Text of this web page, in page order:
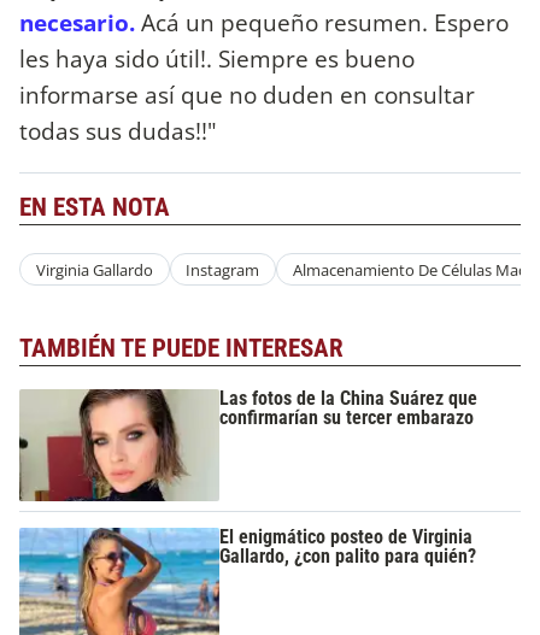
necesario.Acá un pequeño resumen. Espero
les haya sido útil!. Siempre es bueno
informarse así que no duden en consultar
todas sus dudas!!"
EN ESTA NOTA
Virginia Gallardo Instagram Almacenamiento De Células
TAMBIÉN TE PUEDE INTERESAR
Las fotos de la China Suárez que
confirmarían su tercer embarazo
El enigmático posteo de Virginia
Gallardo, ¿con palito para quién?